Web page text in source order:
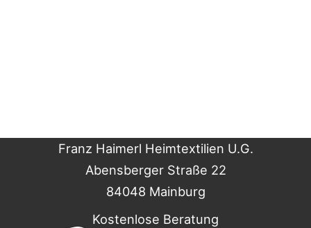
Franz Haimerl Heimtextilien U.G.
Abensberger Straße 22
84048 Mainburg
Kostenlose Beratung